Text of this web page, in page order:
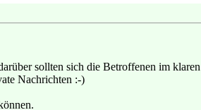
sollten sich die Betroffenen im
Nachrichten :-)